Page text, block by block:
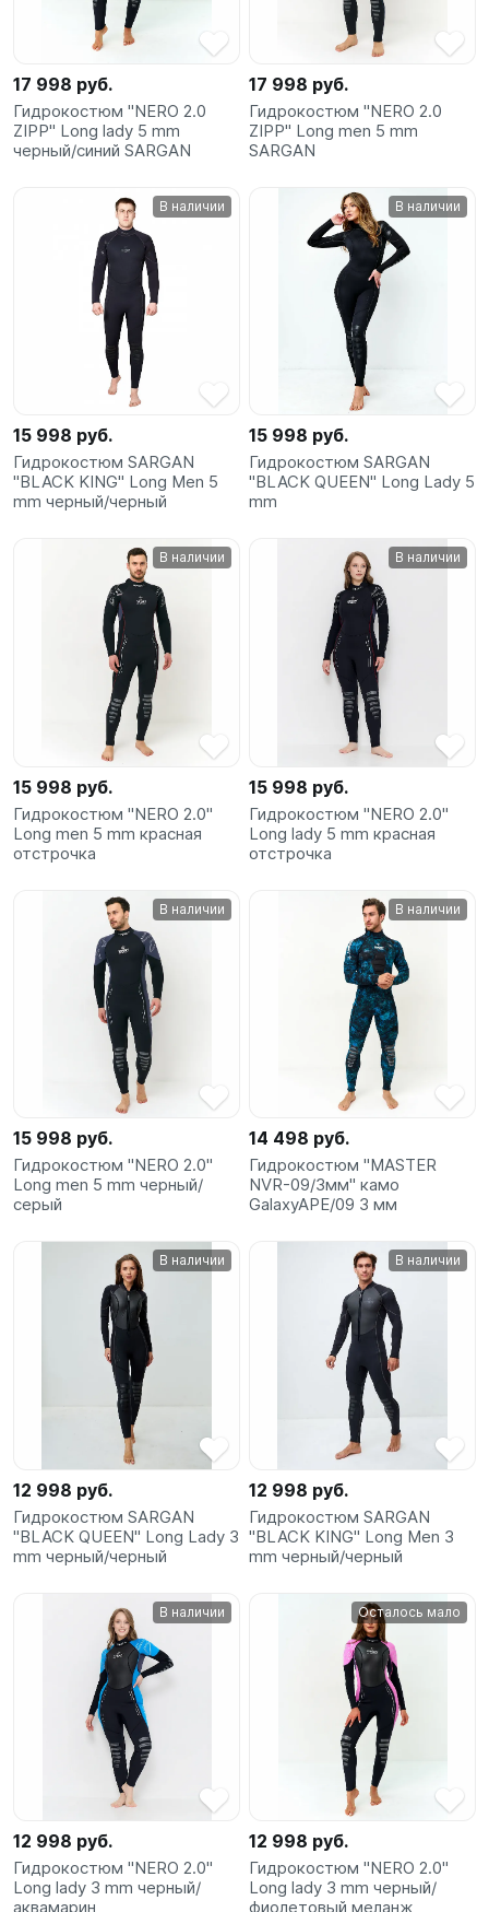
17 998 руб.
Гидрокостюм "NERO 2.0
ZIPP" Long lady 5 mm
черный/синий SARGAN
17 998 руб.
Гидрокостюм "NERO 2.0
ZIPP" Long men 5 mm
SARGAN
В наличии
15 998 руб.
Гидрокостюм SARGAN
"BLACK KING" Long Men 5
mm черный/черный
В наличии
15 998 руб.
Гидрокостюм SARGAN
"BLACK QUEEN" Long Lady 5
mm
В наличии
15 998 руб.
Гидрокостюм "NERO 2.0"
Long men 5 mm красная
отстрочка
В наличии
15 998 руб.
Гидрокостюм "NERO 2.0"
Long lady 5 mm красная
отстрочка
В наличии
15 998 руб.
Гидрокостюм "NERO 2.0"
Long men 5 mm черный/
серый
В наличии
14 498 руб.
Гидрокостюм "MASTER
NVR-09/3мм" камо
GalaxyAPE/09 3 мм
В наличии
12 998 руб.
Гидрокостюм SARGAN
"BLACK QUEEN" Long Lady 3
mm черный/черный
В наличии
12 998 руб.
Гидрокостюм SARGAN
"BLACK KING" Long Men 3
mm черный/черный
В наличии
12 998 руб.
Гидрокостюм "NERO 2.0"
Long lady 3 mm черный/
аквамарин
Осталось мало
12 998 руб.
Гидрокостюм "NERO 2.0"
Long lady 3 mm черный/
фиолетовый меланж